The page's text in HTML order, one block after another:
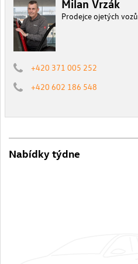
Milan Vrzák
Prodejce ojetých vozů
+420 371 005 252
+420 602 186 548
Nabídky týdne